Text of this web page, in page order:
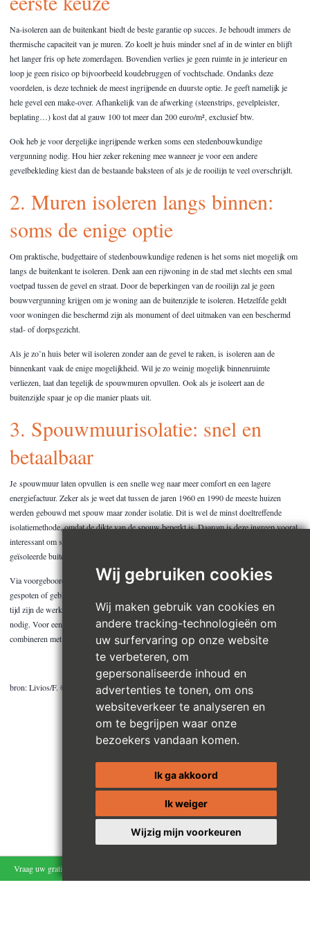
Wij gebruiken cookies
Wij maken gebruik van cookies en
andere tracking-technologieën om
uw surfervaring op onze website
te verbeteren, om
gepersonaliseerde inhoud en
advertenties te tonen, om ons
websiteverkeer te analyseren en
om te begrijpen waar onze
bezoekers vandaan komen.
Ik ga akkoord
Ik weiger
Wijzig mijn voorkeuren
Na-isoleren aan de buitenkant biedt de beste garantie op succes. Je behoudt immers de
thermische capaciteit van je muren. Zo koelt je huis minder snel af in de winter en blijft
het langer fris op hete zomerdagen. Bovendien verlies je geen ruimte in je interieur en
loop je geen risico op bijvoorbeeld koudebruggen of vochtschade. Ondanks deze
voordelen, is deze techniek de meest ingrijpende en duurste optie. Je geeft namelijk je
hele gevel een make-over. Afhankelijk van de afwerking (steenstrips, gevelpleister,
beplating…) kost dat al gauw 100 tot meer dan 200 euro/m², exclusief btw.
Ook heb je voor dergelijke ingrijpende werken soms een stedenbouwkundige
vergunning nodig. Hou hier zeker rekening mee wanneer je voor een andere
gevelbekleding kiest dan de bestaande baksteen of als je de rooilijn te veel overschrijdt.
2. Muren isoleren langs binnen:
soms de enige optie
Om praktische, budgettaire of stedenbouwkundige redenen is het soms niet mogelijk om
langs de buitenkant te isoleren. Denk aan een rijwoning in de stad met slechts een smal
voetpad tussen de gevel en straat. Door de beperkingen van de rooilijn zal je geen
bouwvergunning krijgen om je woning aan de buitenzijde te isoleren. Hetzelfde geldt
voor woningen die beschermd zijn als monument of deel uitmaken van een beschermd
stad- of dorpsgezicht.
Als je zo’n huis beter wil isoleren zonder aan de gevel te raken, is isoleren aan de
binnenkant vaak de enige mogelijkheid. Wil je zo weinig mogelijk binnenruimte
verliezen, laat dan tegelijk de spouwmuren opvullen. Ook als je isoleert aan de
buitenzijde spaar je op die manier plaats uit.
3. Spouwmuurisolatie: snel en
betaalbaar
Je spouwmuur laten opvullen is een snelle weg naar meer comfort en een lagere
energiefactuur. Zeker als je weet dat tussen de jaren 1960 en 1990 de meeste huizen
werden gebouwd met spouw maar zonder isolatie. Dit is wel de minst doeltreffende
isolatiemethode, omdat de dikte van de spouw beperkt is. Daarom is deze ingreep vooral
interessant om snel en goedkoop resultaat te boeken. De richtprijs is 20 à 23 euro/m²
geïsoleerde buitengevel, inclusief btw.
Via voorgeboorde openingen wordt isolatiemateriaal door de buitenmuur in de spouw
gespoten of geblazen. Er komen geen breekwerken aan te pas en in een of twee dagen
tijd zijn de werken achter de rug. Bovendien heb je geen stedenbouwkundige vergunning
nodig. Voor een optimale isolatiewaarde kan je spouwisolatie (nu of later) eventueel
combineren met isolatie aan de buiten- of binnenzijde van je woning.
bron: Livios/F. © Spouwisolatie.be
Vraag uw gratis schatting aan